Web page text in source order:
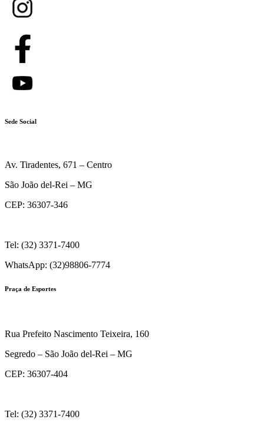
Sede Social
Av. Tiradentes, 671 – Centro
São João del-Rei – MG
CEP: 36307-346
Tel: (32) 3371-7400
WhatsApp: (32)98806-7774
Praça de Esportes
Rua Prefeito Nascimento Teixeira, 160
Segredo – São João del-Rei – MG
CEP: 36307-404
Tel: (32) 3371-7400